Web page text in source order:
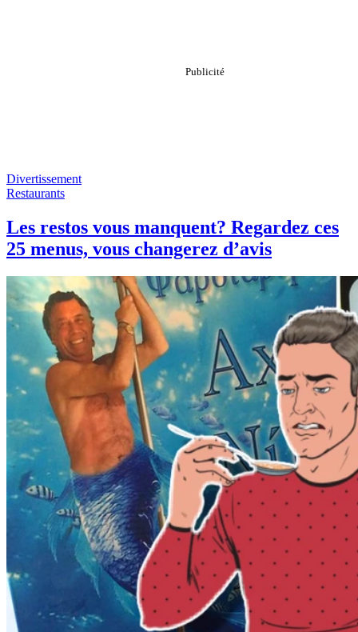
Divertissement
Restaurants
Les restos vous manquent? Regardez ces
25 menus, vous changerez d’avis